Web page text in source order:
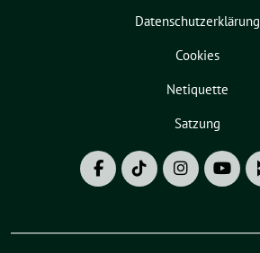
Datenschutzerklärung
Cookies
Netiquette
Satzung